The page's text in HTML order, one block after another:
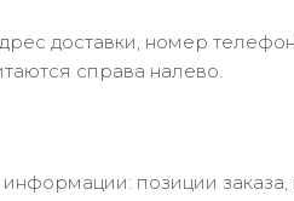
доставки, номер
справа налево.
информации: позиции